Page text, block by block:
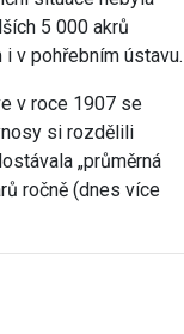
5 000 akrů
v pohřebním ústavu.
v roce 1907 se
si rozdělili
„průměrná
ročně (dnes více